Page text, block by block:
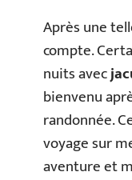
Après une
compte.
nuits avec
bienvenu
randonnée.
voyage sur
aventure et